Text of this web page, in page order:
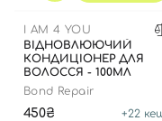
I AM 4 YOU
ВІДНОВЛЮЮЧИЙ
КОНДИЦІОНЕР ДЛЯ
ВОЛОССЯ - 100МЛ
Bond Repair
450₴ +22
Відправляючи форму
приймаєте умови